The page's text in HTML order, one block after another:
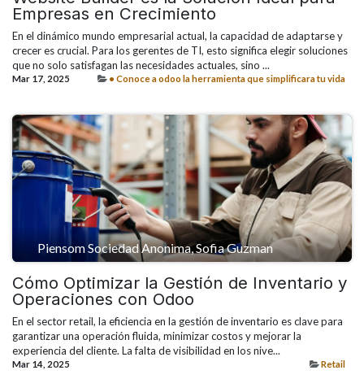
Empresas en Crecimiento
En el dinámico mundo empresarial actual, la capacidad de adaptarse y
crecer es crucial. Para los gerentes de TI, esto significa elegir soluciones
que no solo satisfagan las necesidades actuales, sino ...
Mar 17, 2025 • Conoce a odoo la herramienta que simplificara tu vida
Piensom Sociedad Anonima, Sofia Guzman
Cómo Optimizar la Gestión de Inventario y
Operaciones con Odoo
En el sector retail, la eficiencia en la gestión de inventario es clave para
garantizar una operación fluida, minimizar costos y mejorar la
experiencia del cliente. La falta de visibilidad en los nive...
Mar 14, 2025 Retail